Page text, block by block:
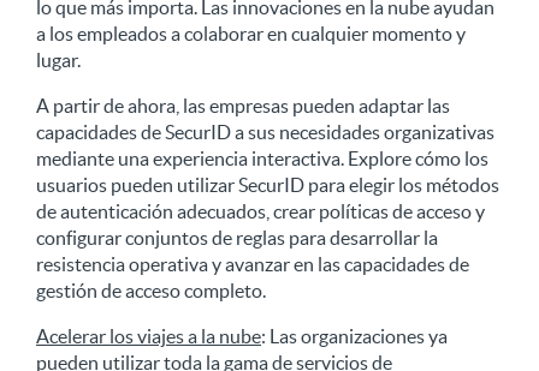
lo que más importa. Las innovaciones en la nube ayudan
a los empleados a colaborar en cualquier momento y
lugar.
A partir de ahora, las empresas pueden adaptar las
capacidades de SecurID a sus necesidades organizativas
mediante una experiencia interactiva. Explore cómo los
usuarios pueden utilizar SecurID para elegir los métodos
de autenticación adecuados, crear políticas de acceso y
configurar conjuntos de reglas para desarrollar la
resistencia operativa y avanzar en las capacidades de
gestión de acceso completo.
Acelerar los viajes a la nube: Las organizaciones ya
pueden utilizar toda la gama de servicios de